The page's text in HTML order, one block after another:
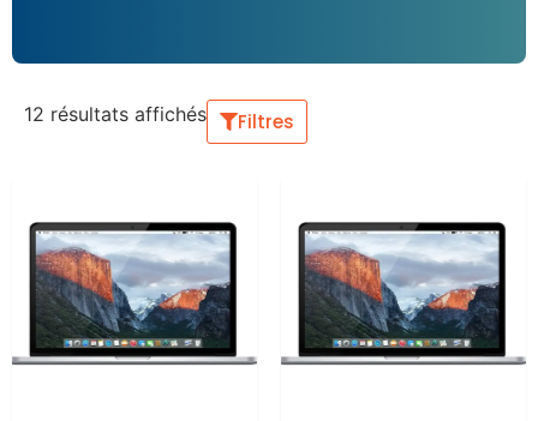
12 résultats affichés Filtres